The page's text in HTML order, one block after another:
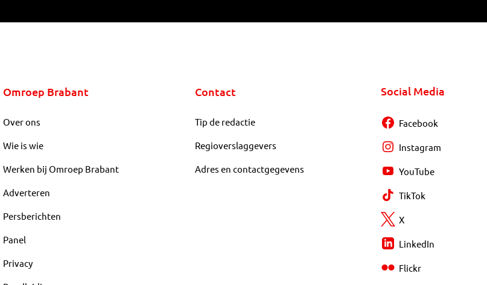
Omroep Brabant
Over ons
Wie is wie
Werken bij Omroep Brabant
Adverteren
Persberichten
Panel
Privacy
Contact
Tip de redactie
Regioverslaggevers
Adres en contactgegevens
Social Media
Facebook
Instagram
YouTube
TikTok
X
LinkedIn
Flickr